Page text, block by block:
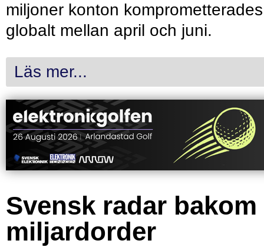
miljoner konton komprometterades
globalt mellan april och juni.
Läs mer...
Svensk radar bakom
miljardorder